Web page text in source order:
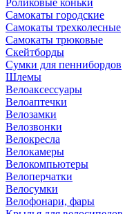
Роликовые коньки
Самокаты городские
Самокаты трехколесные
Самокаты трюковые
Скейтборды
Сумки для пеннибордов
Шлемы
Велоаксессуары
Велоаптечки
Велозамки
Велозвонки
Велокресла
Велокамеры
Велокомпьютеры
Велоперчатки
Велосумки
Велофонари, фары